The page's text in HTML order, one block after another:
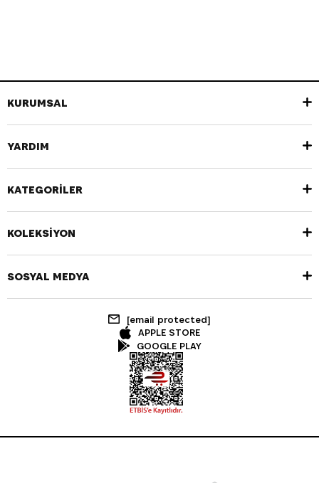
KURUMSAL
YARDIM
KATEGORİLER
KOLEKSİYON
SOSYAL MEDYA
[email protected]
APPLE STORE
GOOGLE PLAY